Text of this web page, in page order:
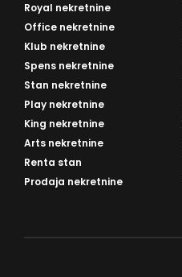
Royal nekretnine
Office nekretnine
Klub nekretnine
Spens nekretnine
Stan nekretnine
Play nekretnine
King nekretnine
Arts nekretnine
Renta stan
Prodaja nekretnine